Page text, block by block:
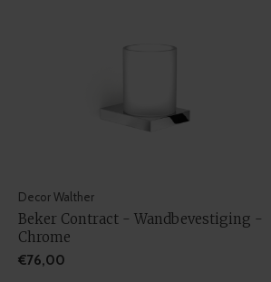
Decor Walther
Beker Contract - Wandbevestiging -
Chrome
€76,00